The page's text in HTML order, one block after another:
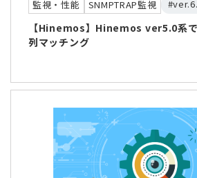
監視・性能 SNMPTRAP監視
【Hinemos】Hinemos ver5.0系
列マッチング